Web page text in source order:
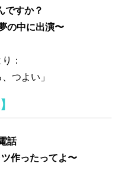
ですか？
の中に出演〜
：
つよい」
話
作ったってよ〜